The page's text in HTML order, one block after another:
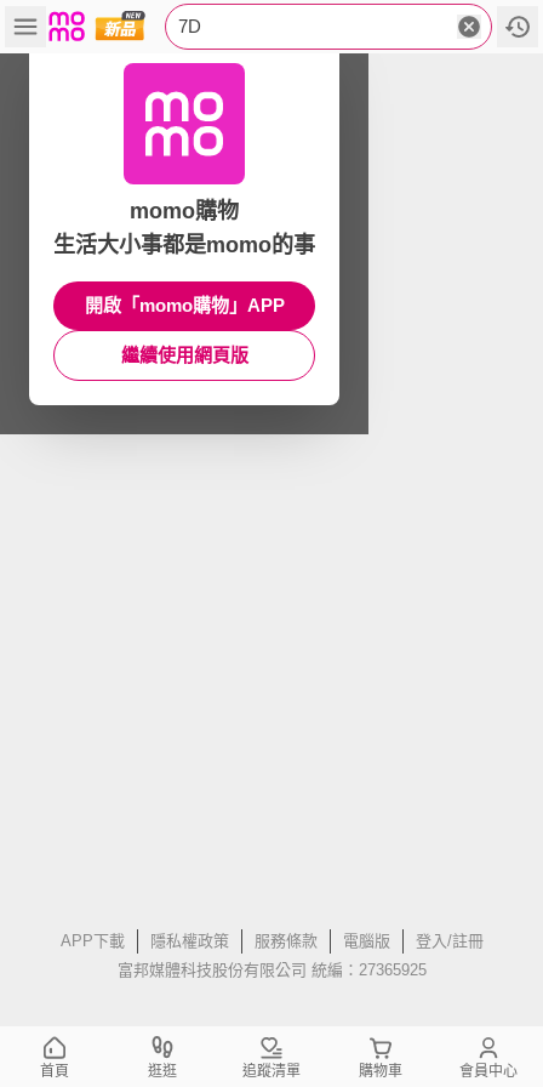
7D
APP下載 隱私權政策 服務條款 電腦版
登入/註冊
富邦媒體科技股份有限公司 統編：27365925
momo購物
生活大小事都是momo的事
開啟「momo購物」APP
繼續使用網頁版
首頁 逛逛 追蹤清單 購物車 會員中心